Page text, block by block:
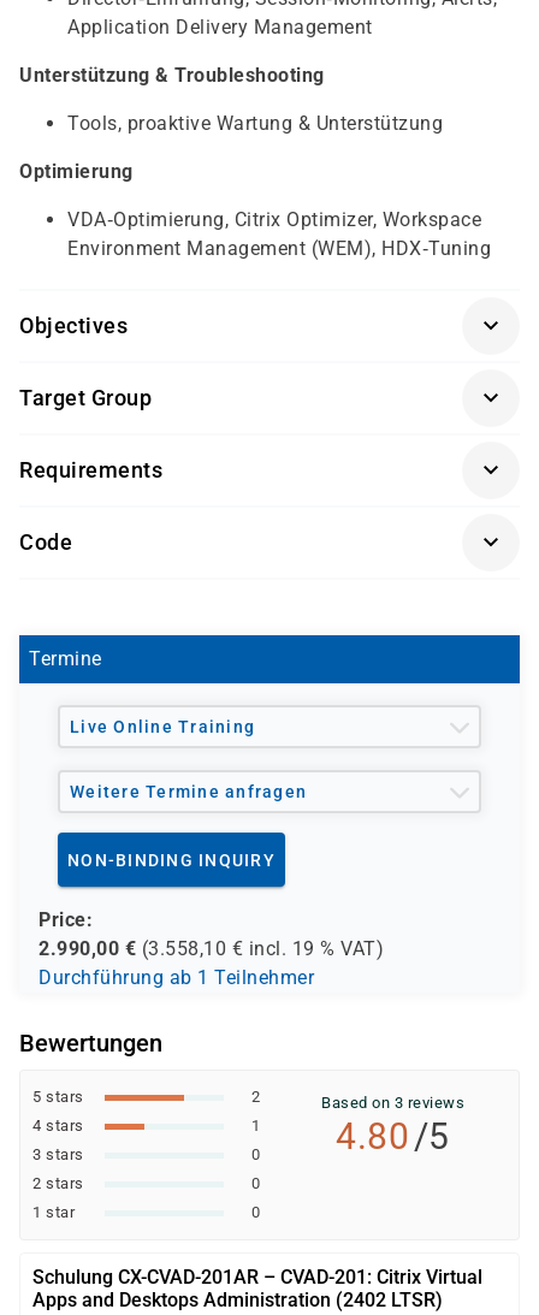
Application Delivery Management
Unterstützung & Troubleshooting
Tools, proaktive Wartung & Unterstützung
Optimierung
VDA‑Optimierung, Citrix Optimizer, Workspace
Environment Management (WEM), HDX‑Tuning
Objectives
Active Directory, Gruppenrichtlinien,
Target Group
Citrix‑Umgebungen aufbauen, betreiben oder sich auf
Requirements
mit einem unserer Partner statt.
Code
Termine
Live Online Training
Weitere Termine anfragen
NON-BINDING INQUIRY
Price:
2.990,00 € (3.558,10 € incl. 19 % VAT)
Durchführung ab 1 Teilnehmer
Bewertungen
5 stars
2
4 stars
1
3 stars
0
2 stars
0
1 star
0
Based on 3 reviews
4.80/5
Schulung CX-CVAD-201AR – CVAD-201: Citrix Virtual
Apps and Desktops Administration (2402 LTSR)